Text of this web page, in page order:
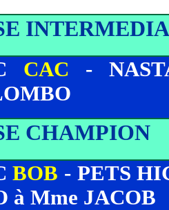
CAC -
CHAMPION
BOB - PETS
à Mme JACOB